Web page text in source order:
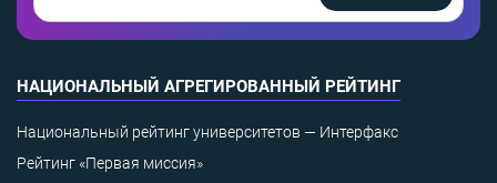
НАЦИОНАЛЬНЫЙ АГРЕГИРОВАННЫЙ РЕЙТИНГ
Национальный рейтинг университетов — Интерфакс
Рейтинг «Первая миссия»